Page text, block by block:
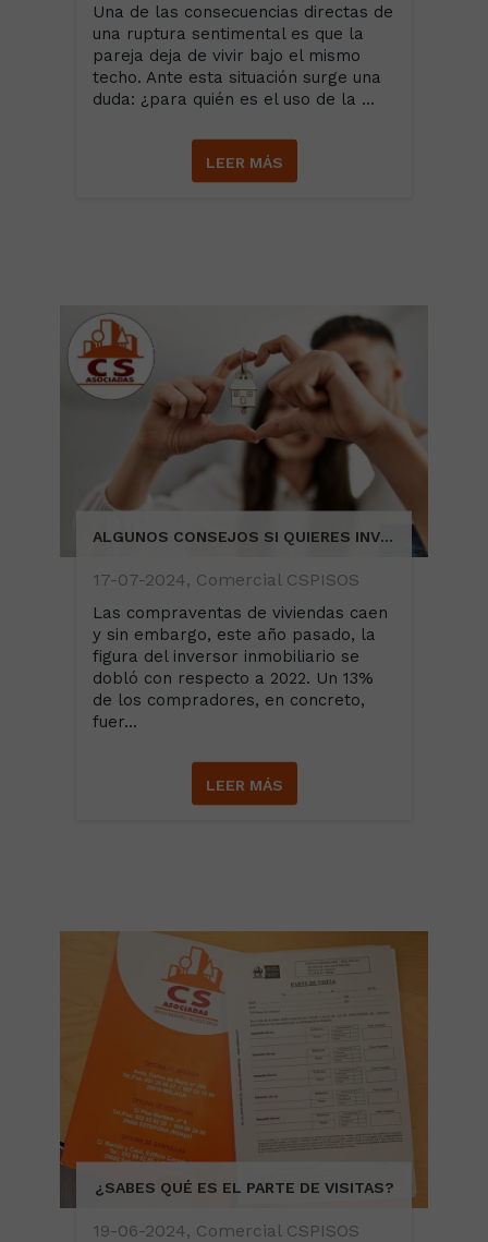
Una de las consecuencias directas de
una ruptura sentimental es que la
pareja deja de vivir bajo el mismo
techo. Ante esta situación surge una
duda: ¿para quién es el uso de la ...
LEER MÁS
ALGUNOS CONSEJOS SI QUIERES INVERTIR
17-07-2024, Comercial CSPISOS
Las compraventas de viviendas caen
y sin embargo, este año pasado, la
figura del inversor inmobiliario se
dobló con respecto a 2022. Un 13%
de los compradores, en concreto,
fuer...
LEER MÁS
¿SABES QUÉ ES EL PARTE DE VISITAS?
19-06-2024, Comercial CSPISOS